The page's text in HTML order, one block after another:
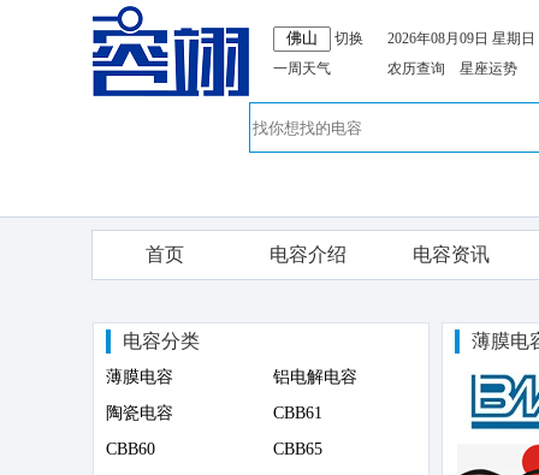
切换
一周天气
2026年08月09日 星期日
农历查询
星座运势
首页 电容介绍 电容资讯
电容分类
薄膜电容
铝电解电容
陶瓷电容
CBB61
CBB60
CBB65
薄膜电